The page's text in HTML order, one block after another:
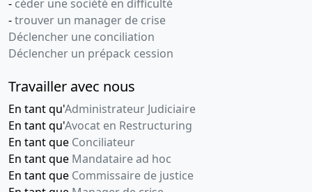
- céder une société en difficulté
-trouver un manager de crise
Déclencher une conciliation
Déclencher un prépack cession
Travailler avec nous
En tant qu'Administrateur Judiciaire
En tant qu'Avocat en Restructuring
En tant que Conciliateur
En tant que Mandataire ad hoc
En tant que Commissaire de justice